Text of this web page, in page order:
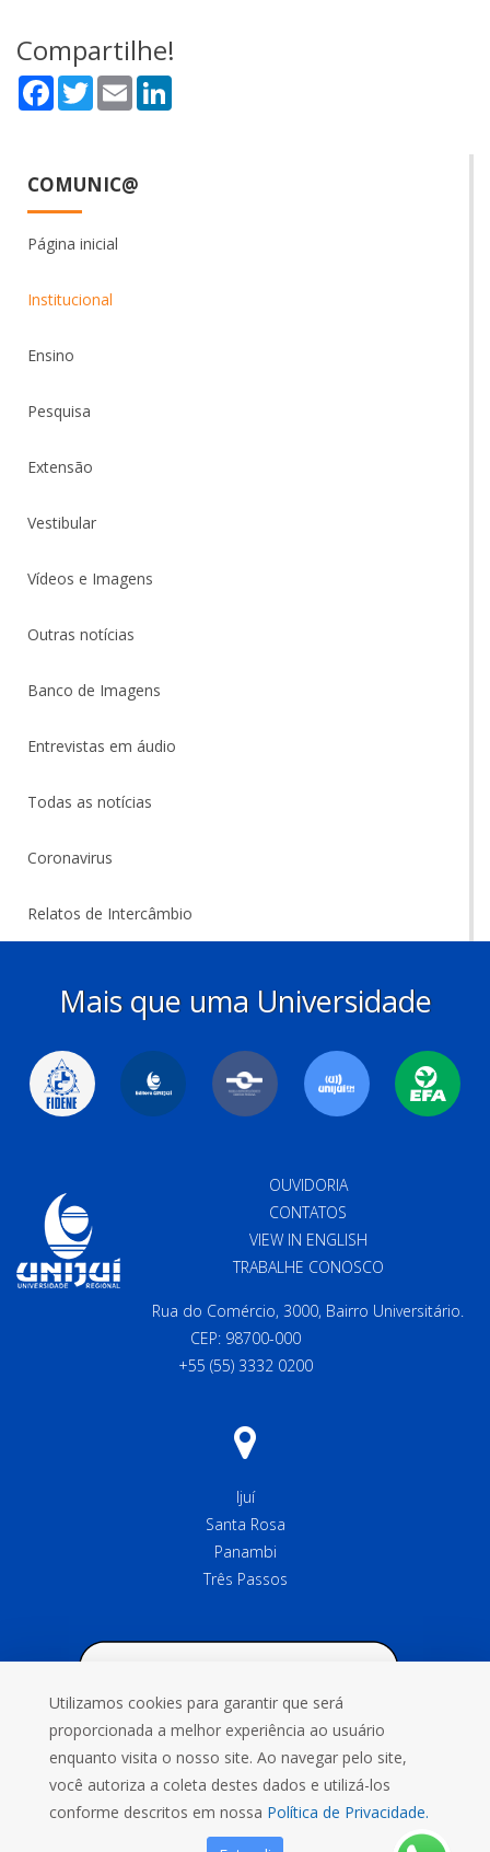
Compartilhe!
Facebook
TwitterEmail
COMUNIC@
Página inicial
Institucional
Ensino
Pesquisa
Extensão
Vestibular
Vídeos e Imagens
Outras notícias
Banco de Imagens
Entrevistas em áudio
Todas as notícias
Coronavirus
Relatos de Intercâmbio
Mais que uma Universidade
OUVIDORIA
CONTATOS
VIEW IN ENGLISH
TRABALHE CONOSCO
Rua do Comércio, 3000, Bairro Universitário.
CEP: 98700-000
+55 (55) 3332 0200
Ijuí
Santa Rosa
Panambi
Três Passos
Utilizamos cookies para garantir que será
proporcionada a melhor experiência ao usuário
enquanto visita o nosso site. Ao navegar pelo site,
você autoriza a coleta destes dados e utilizá-los
conforme descritos em nossa Política de Privacidade.